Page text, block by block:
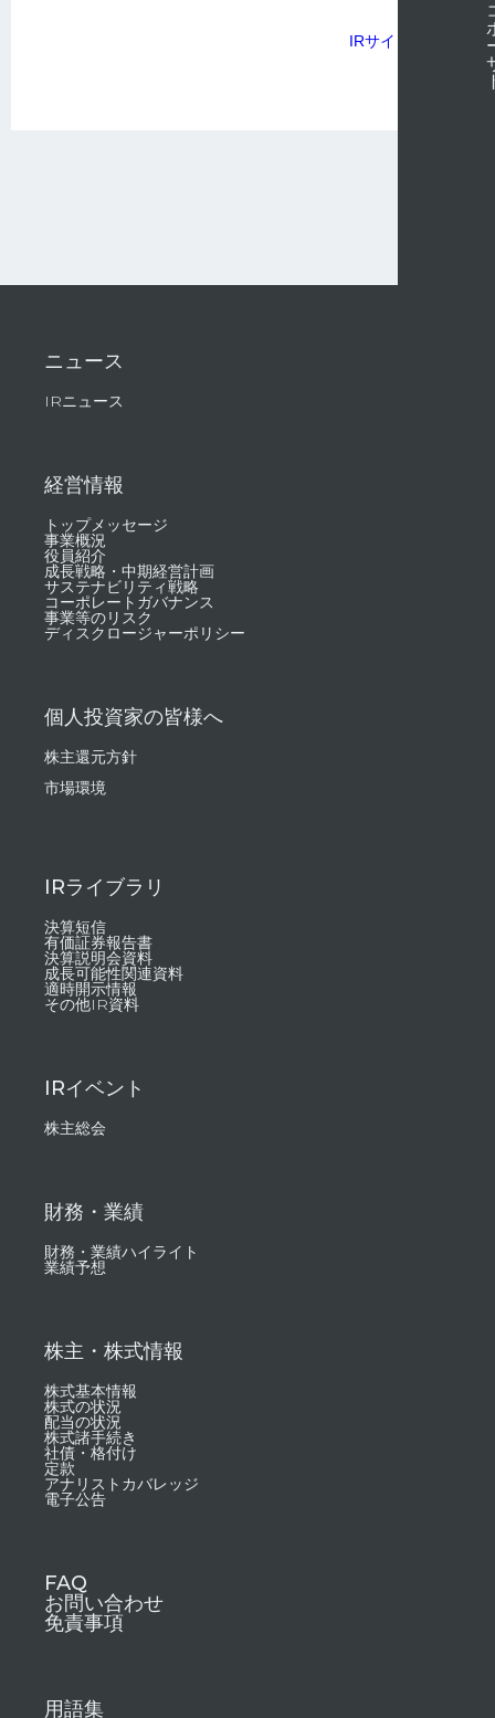
IRサイトについて
ニュース
IRニュース
経営情報
トップメッセージ
事業概況
役員紹介
成長戦略・中期経営計画
サステナビリティ戦略
コーポレートガバナンス
事業等のリスク
ディスクロージャーポリシー
個人投資家の皆様へ
株主還元方針
市場環境
IRライブラリ
決算短信
有価証券報告書
決算説明会資料
成長可能性関連資料
適時開示情報
その他IR資料
IRイベント
株主総会
財務・業績
財務・業績ハイライト
業績予想
株主・株式情報
株式基本情報
株式の状況
配当の状況
株式諸手続き
社債・格付け
定款
アナリストカバレッジ
電子公告
FAQ
お問い合わせ
免責事項
用語集